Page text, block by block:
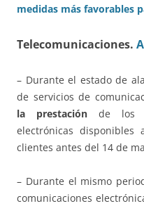
medidas más favorables
Telecomunicaciones.
– Durante el estado de
de servicios de
la prestación de los
electrónicas
clientes antes del 14 de
– Durante el mismo
comunicaciones